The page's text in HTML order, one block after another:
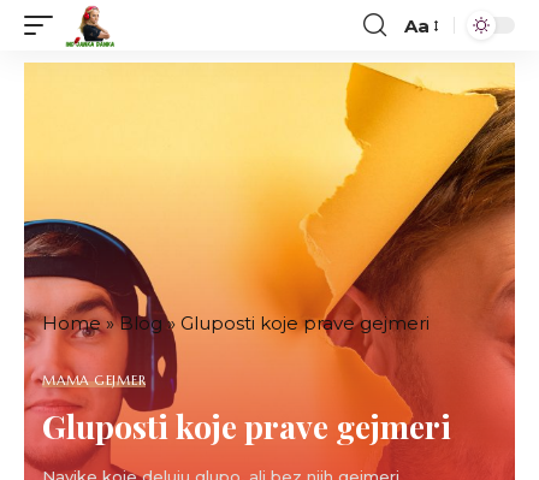
Font
Resizer
Aa
Home»Blog» Gluposti koje prave gejmeri
MAMA GEJMER
Gluposti koje prave gejmeri